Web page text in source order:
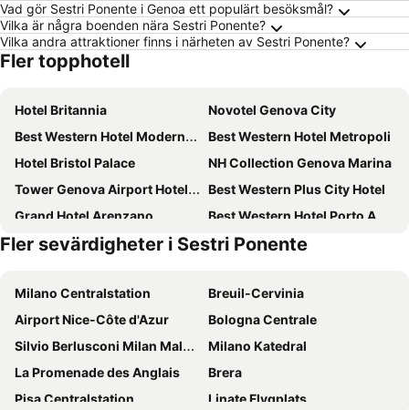
Vad gör Sestri Ponente i Genoa ett populärt besöksmål?
Vilka är några boenden nära Sestri Ponente?
Vilka andra attraktioner finns i närheten av Sestri Ponente?
Fler topphotell
Hotel Britannia
Novotel Genova City
Best Western Hotel Moderno Verdi
Best Western Hotel Metropoli
Hotel Bristol Palace
NH Collection Genova Marina
Tower Genova Airport Hotel & Conference Center
Best Western Plus City Hotel
Grand Hotel Arenzano
Best Western Hotel Porto Antico
Meliá Genova
Hotel Continental Genova
Hotel Nologo
NH Genova Centro
AC Hotel Genova
Hotel Bellevue
Hotel Nuovo Nord
Hotel De Ville
Hotel Genova Liberty
Grand Hotel Savoia Genova, Curio Collection by Hilton
B&b Hotel Genova City Center
Best Western Premier CHC Airport
Fler sevärdigheter i Sestri Ponente
Milano Centralstation
Breuil-Cervinia
Airport Nice-Côte d'Azur
Bologna Centrale
Silvio Berlusconi Milan Malpensa Airport
Milano Katedral
La Promenade des Anglais
Brera
Pisa Centralstation
Linate Flygplats